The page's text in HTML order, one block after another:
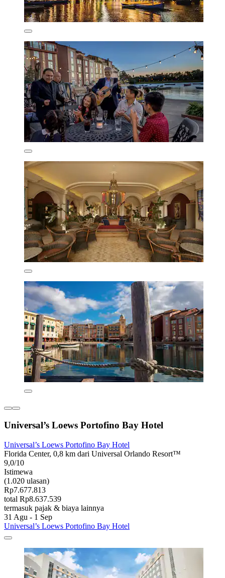
Universal’s Loews Portofino Bay Hotel
Universal’s Loews Portofino Bay Hotel
Florida Center, 0,8 km dari Universal Orlando Resort™
9,0/10
Istimewa
(1.020 ulasan)
Rp7.677.813
total Rp8.637.539
termasuk pajak & biaya lainnya
31 Agu - 1 Sep
Universal’s Loews Portofino Bay Hotel